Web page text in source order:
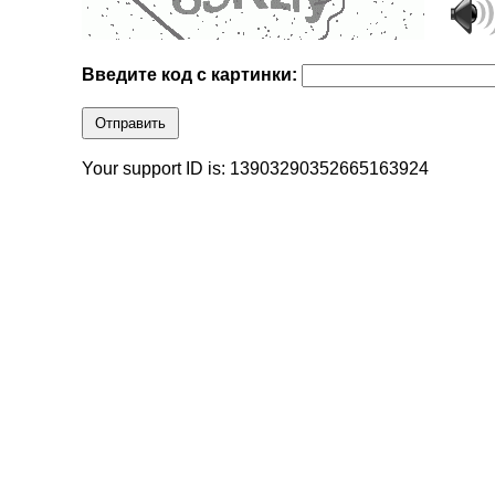
Введите код с картинки:
Отправить
Your support ID is: 13903290352665163924